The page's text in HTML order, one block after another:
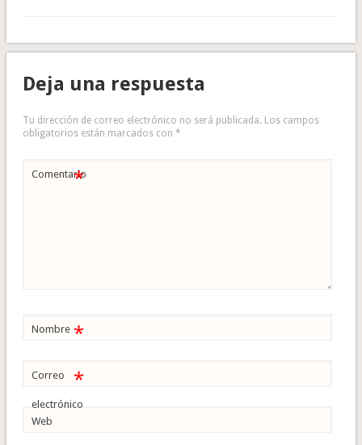
Deja una respuesta
Tu dirección de correo electrónico no será publicada. Los campos
obligatorios están marcados con *
Comentario
*
Nombre *
Correo
electrónico
*
Web